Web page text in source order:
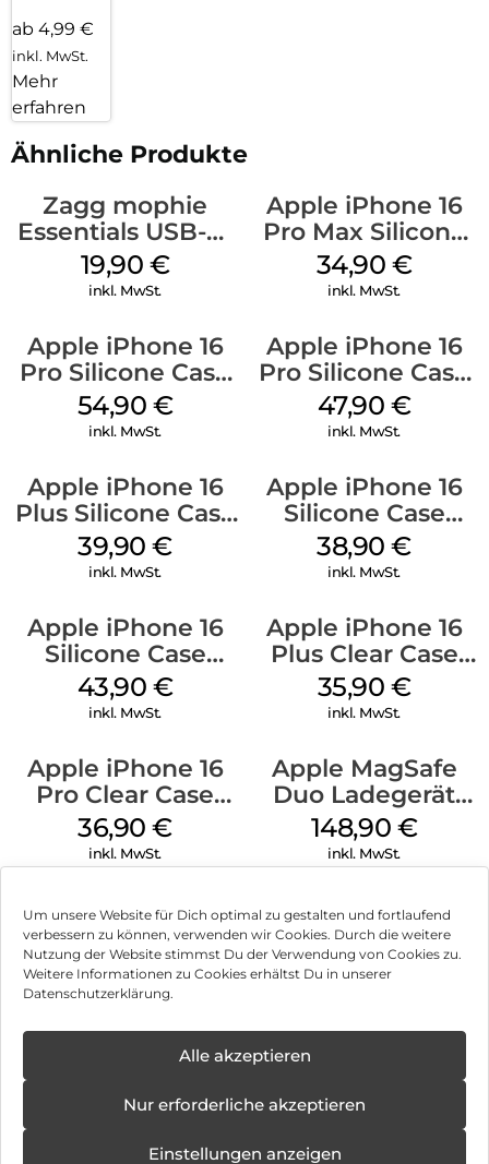
Um unsere Website für Dich optimal zu gestalten und fortlaufend
verbessern zu können, verwenden wir Cookies. Durch die weitere
Nutzung der Website stimmst Du der Verwendung von Cookies zu.
Weitere Informationen zu Cookies erhältst Du in unserer
Datenschutzerklärung.
Alle akzeptieren
Nur erforderliche akzeptieren
Einstellungen anzeigen
ab 4,99 €
inkl. MwSt.
Mehr
erfahren
Ähnliche Produkte
Zagg mophie
Essentials USB-C-
20W Charger PD
Weiß
19,90 €
inkl. MwSt.
Apple iPhone 16
Pro Max Silicone
Case MagSafe
Denim
34,90 €
inkl. MwSt.
Apple iPhone 16
Pro Silicone Case
MagSafe Black
54,90 €
inkl. MwSt.
Apple iPhone 16
Pro Silicone Case
MagSafe Denim
47,90 €
inkl. MwSt.
Apple iPhone 16
Plus Silicone Case
MagSafe Plum
39,90€
inkl. MwSt.
Apple iPhone 16
Silicone Case
MagSafe
Ultramarine
38,90€
inkl. MwSt.
Apple iPhone 16
Silicone Case
MagSafe Plum
43,90 €
inkl. MwSt.
Apple iPhone 16
Plus Clear Case
MagSafe
Transparent
35,90 €
inkl. MwSt.
Apple iPhone 16
Pro Clear Case
MagSafe
Transparent
36,90€
inkl. MwSt.
Apple MagSafe
Duo Ladegerät
Weiß
148,90 €
inkl. MwSt.
Impressum
Hinweis zur Batterieentsorgung